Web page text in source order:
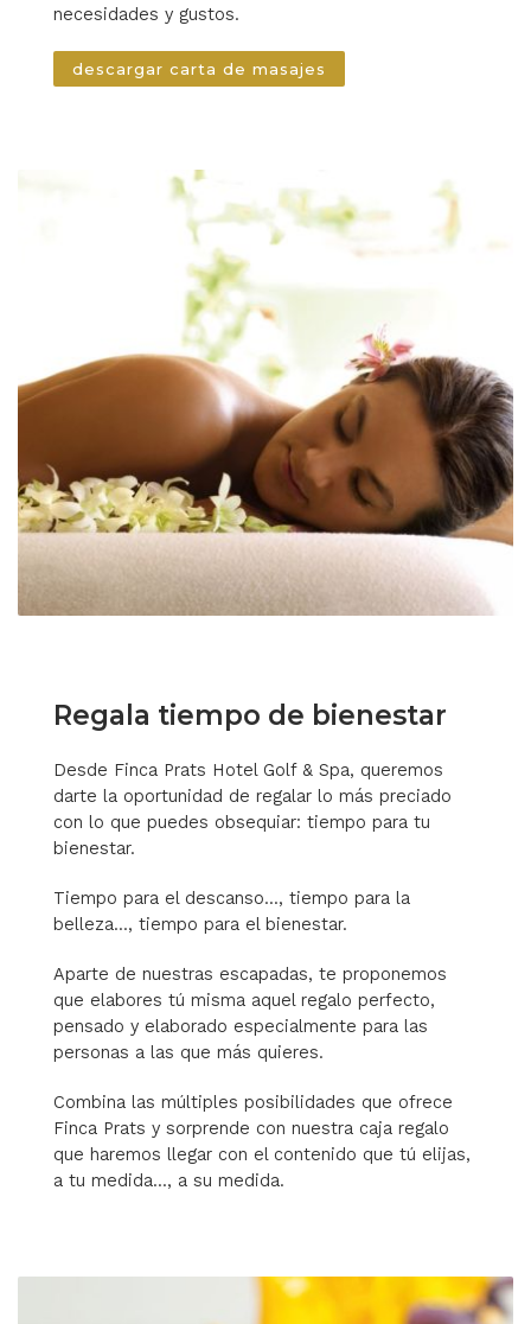
necesidades y gustos.
descargar carta de masajes
Regala tiempo de bienestar
Desde Finca Prats Hotel Golf & Spa, queremos
darte la oportunidad de regalar lo más preciado
con lo que puedes obsequiar: tiempo para tu
bienestar.
Tiempo para el descanso..., tiempo para la
belleza..., tiempo para el bienestar.
Aparte de nuestras escapadas, te proponemos
que elabores tú misma aquel regalo perfecto,
pensado y elaborado especialmente para las
personas a las que más quieres.
Combina las múltiples posibilidades que ofrece
Finca Prats y sorprende con nuestra caja regalo
que haremos llegar con el contenido que tú elijas,
a tu medida..., a su medida.